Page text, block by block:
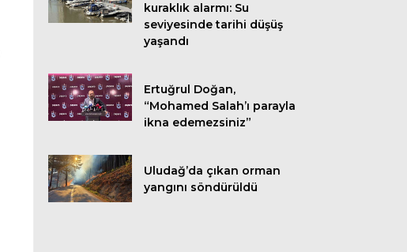
kuraklık alarmı: Su
seviyesinde tarihi düşüş
yaşandı
Ertuğrul Doğan,
“Mohamed Salah’ı parayla
ikna edemezsiniz”
Uludağ’da çıkan orman
yangını söndürüldü